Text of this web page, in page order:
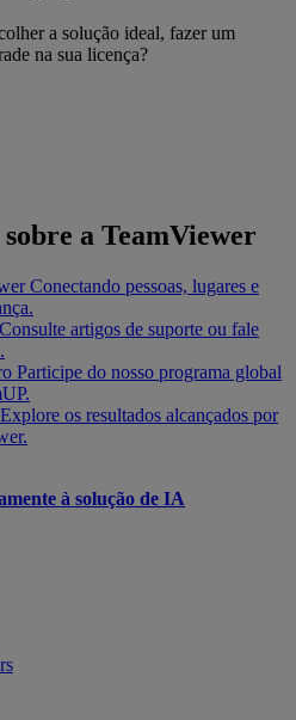
a solução ideal, fazer um
na sua licença?
a TeamViewer
Conectando pessoas, lugares e
Consulte artigos de suporte ou fale
Participe do nosso programa global
Explore os resultados alcançados por
à solução de IA